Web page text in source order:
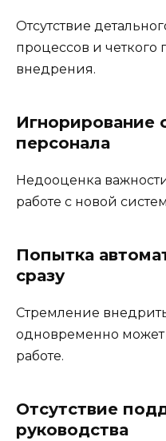
Отсутствие
процессов и
внедрения.
Игнорирование
персонала
Недооценка
работе с новой
Попытка
сразу
Стремление
одновременно может
работе.
Отсутствие
руководства